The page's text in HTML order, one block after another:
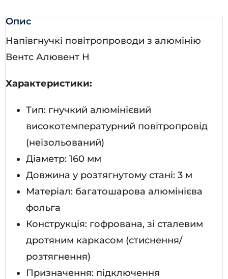
Опис
Напівгнучкі повітропроводи з алюмінію
Вентс Алювент Н
Характеристики:
Тип: гнучкий алюмінієвий
високотемпературний повітропровід
(неізольований)
Діаметр: 160 мм
Довжина у розтягнутому стані: 3 м
Матеріал: багатошарова алюмінієва
фольга
Конструкція: гофрована, зі сталевим
дротяним каркасом (стиснення/
розтягнення)
Призначення: підключення